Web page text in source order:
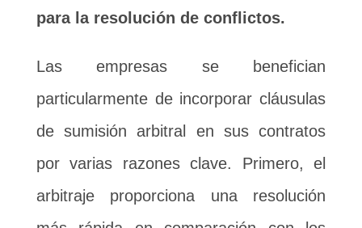
para la resolución de conflictos.
Las empresas se benefician
particularmente de incorporar cláusulas
de sumisión arbitral en sus contratos
por varias razones clave. Primero, el
arbitraje proporciona una resolución